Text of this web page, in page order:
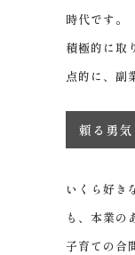
時代です。
積極的に取
点的に、副
頼る勇気
いくら好き
も、本業の
子育ての合